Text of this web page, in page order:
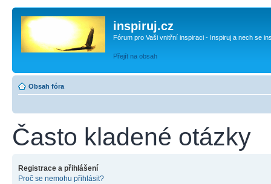
inspiruj.cz
Fórum pro Vaši vnitřní inspiraci - Inspiruj a nech se
Přejít na obsah
Obsah fóra
Často kladené otázky
Registrace a přihlášení
Proč se nemohu přihlásit?